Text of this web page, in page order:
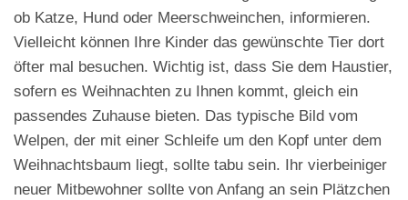
ob Katze, Hund oder Meerschweinchen, informieren.
Vielleicht können Ihre Kinder das gewünschte Tier dort
öfter mal besuchen. Wichtig ist, dass Sie dem Haustier,
sofern es Weihnachten zu Ihnen kommt, gleich ein
passendes Zuhause bieten. Das typische Bild vom
Welpen, der mit einer Schleife um den Kopf unter dem
Weihnachtsbaum liegt, sollte tabu sein. Ihr vierbeiniger
neuer Mitbewohner sollte von Anfang an sein Plätzchen